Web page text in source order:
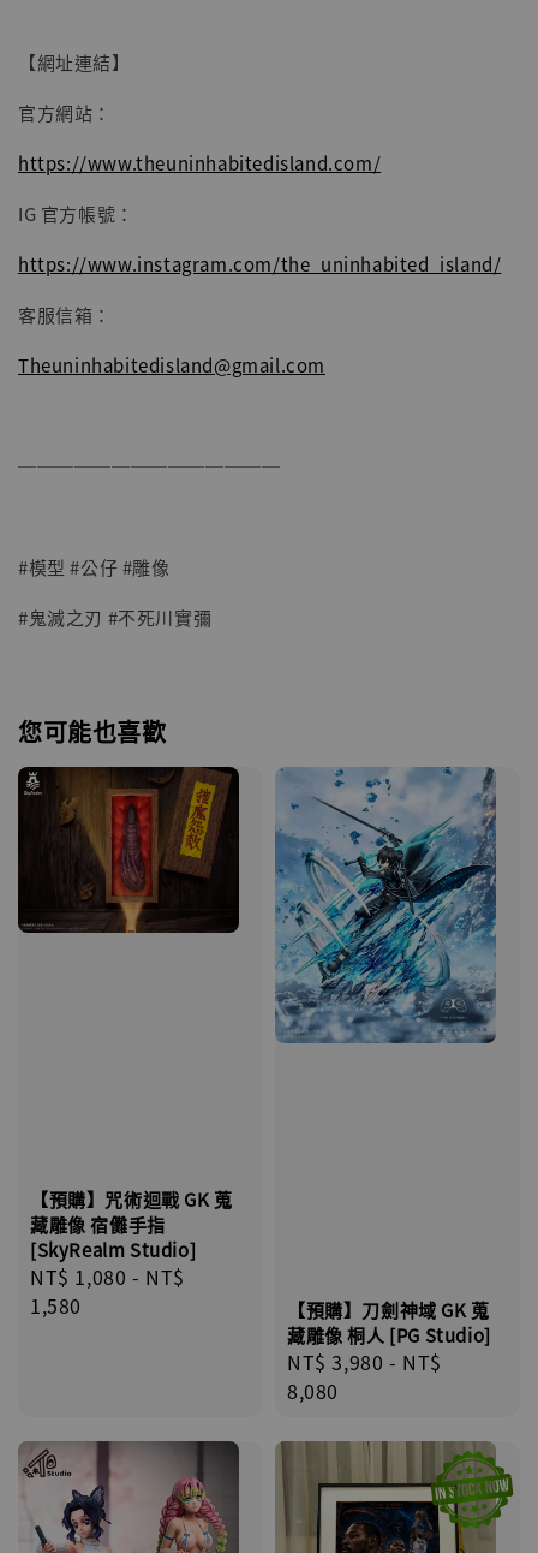
【網址連結】
官方網站：
https://www.theuninhabitedisland.com/
IG 官方帳號：
https://www.instagram.com/the_uninhabited_island/
客服信箱：
Theuninhabitedisland@gmail.com
──────────────
#模型 #公仔 #雕像
#鬼滅之刃 #不死川實彌
您可能也喜歡
【預購】咒術迴戰 GK 蒐
藏雕像 宿儺手指
[SkyRealm Studio]
Regular
price
NT$ 1,080 - NT$
1,580
【預購】刀劍神域 GK 蒐
藏雕像 桐人 [PG Studio]
Regular
price
NT$ 3,980 - NT$
8,080